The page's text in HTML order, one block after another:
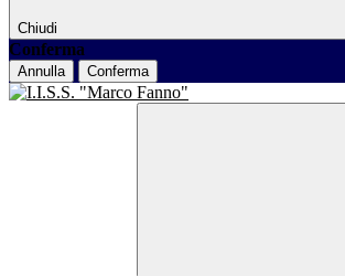
Chiudi
Conferma
Annulla Conferma